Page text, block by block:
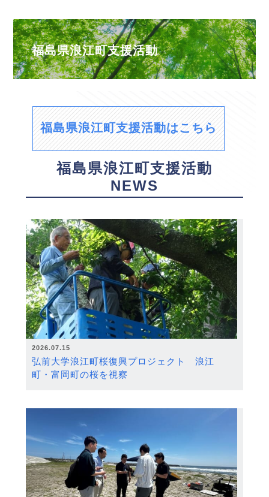
福島県浪江町支援活動
福島県浪江町支援活動はこちら
福島県浪江町支援活動
NEWS
2026.07.15
弘前大学浪江町桜復興プロジェクト 浪江
町・富岡町の桜を視察